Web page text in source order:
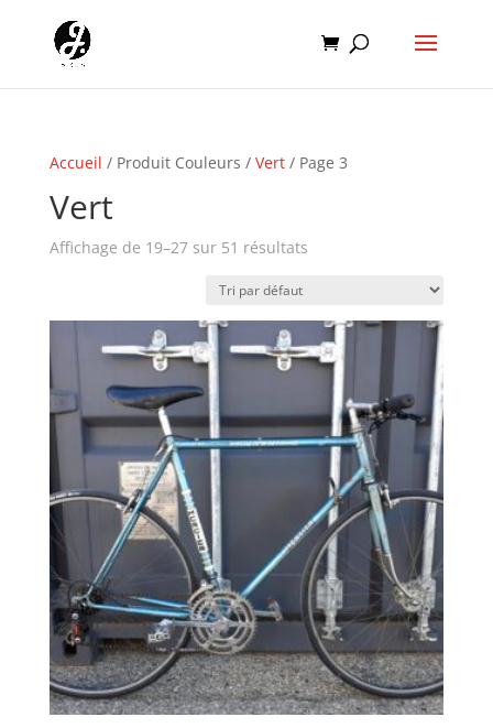
Accueil / Produit Couleurs / Vert/ Page 3
Vert
Affichage de 19–27 sur 51 résultats